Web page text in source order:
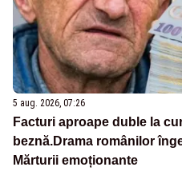
5 aug. 2026, 07:26
Facturi aproape duble la
beznă.Drama românilor
Mărturii emoționante